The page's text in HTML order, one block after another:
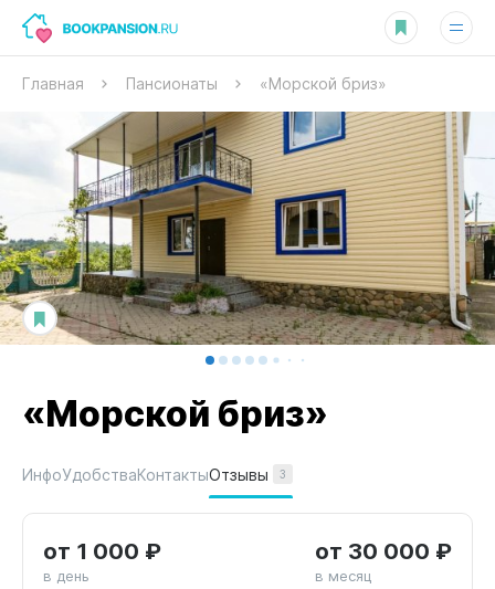
Главная Пансионаты «Морской бриз»
«Морской бриз»
ИнфоУдобстваКонтактыОтзывы 3
от 1 000 ₽
в день
от 30 000 ₽
в месяц